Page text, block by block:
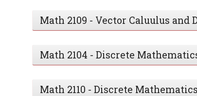
Math 2109 - Vector Caluulus and
Math 2104 - Discrete
Math 2110 - Discrete